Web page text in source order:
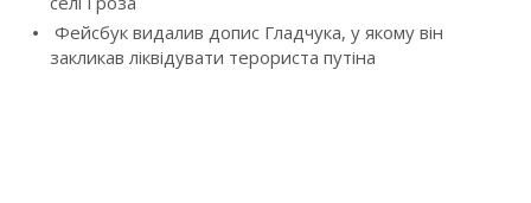
n
Фейсбук видалив допис Гладчука, у якому він
закликав ліквідувати терориста путіна